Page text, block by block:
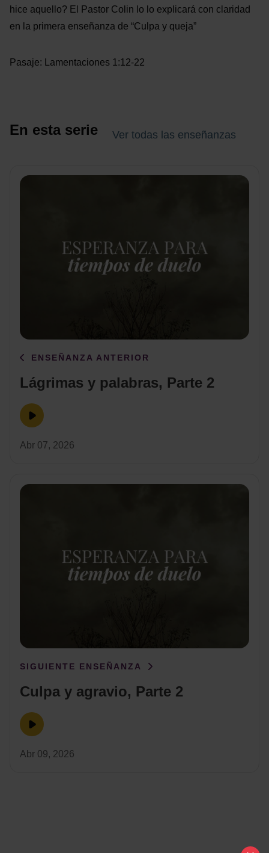
hice aquello? El Pastor Colin lo lo explicará con claridad
en la primera enseñanza de “Culpa y queja”
Pasaje: Lamentaciones 1:12-22
En esta serie Ver todas las enseñanzas
ENSEÑANZA ANTERIOR
Lágrimas y palabras, Parte 2
Abr 07, 2026
SIGUIENTE ENSEÑANZA
Culpa y agravio, Parte 2
Abr 09, 2026